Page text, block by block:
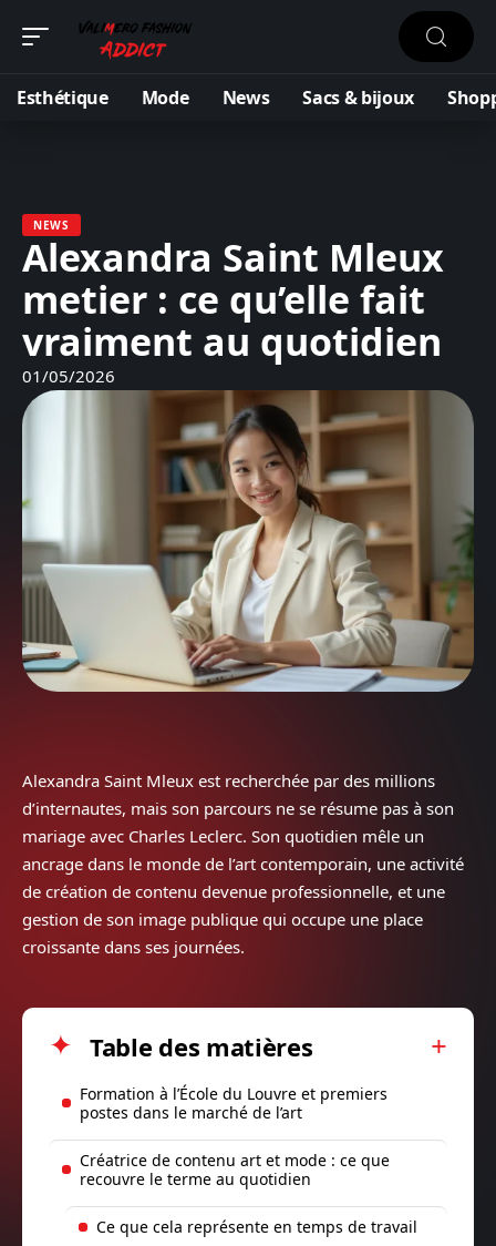
Esthétique Mode News Sacs & bijoux
NEWS
Alexandra Saint Mleux
metier : ce qu’elle fait
vraiment au quotidien
01/05/2026
Alexandra Saint Mleux est recherchée par des millions
d’internautes, mais son parcours ne se résume pas à son
mariage avec Charles Leclerc. Son quotidien mêle un
ancrage dans le monde de l’art contemporain, une activité
de création de contenu devenue professionnelle, et une
gestion de son image publique qui occupe une place
croissante dans ses journées.
Table des matières
Formation à l’École du Louvre et premiers
postes dans le marché de l’art
Créatrice de contenu art et mode : ce que
recouvre le terme au quotidien
Ce que cela représente en temps de travail